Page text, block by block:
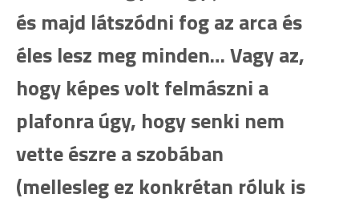
és majd látszódni fog az arca és
éles lesz meg minden… Vagy az,
hogy képes volt felmászni a
plafonra úgy, hogy senki nem
vette észre a szobában
(mellesleg ez konkrétan róluk is